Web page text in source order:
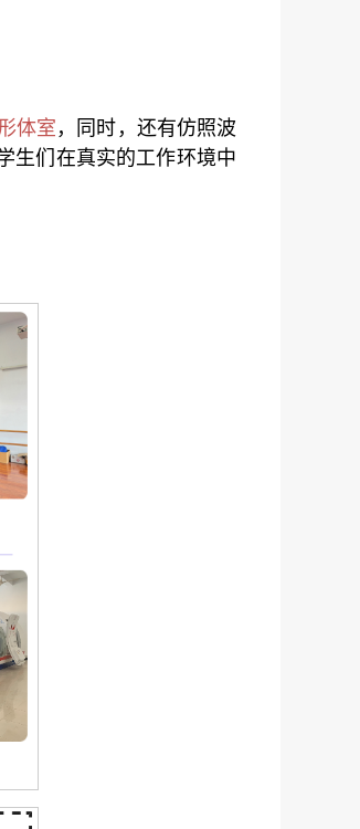
体室 ，同时，还有仿照波
生们在真实的工作环境中